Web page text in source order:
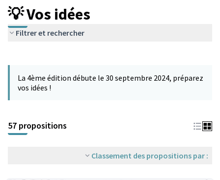
💡 Vos idées
Filtrer et rechercher
La 4ème édition débute le 30 septembre 2024, préparez
vos idées !
57 propositions
Classement des propositions par :